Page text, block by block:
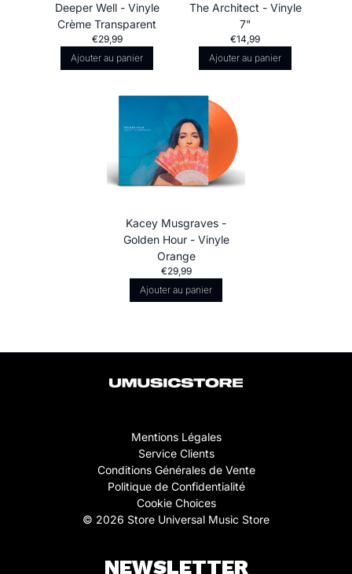
Deeper Well - Vinyle
Crème Transparent
€29,99
Ajouter au panier
The Architect - Vinyle
7"
€14,99
Ajouter au panier
Kacey Musgraves -
Golden Hour - Vinyle
Orange
€29,99
Ajouter au panier
Mentions Légales
Service Clients
Conditions Générales de Vente
Politique de Confidentialité
Cookie Choices
© 2026 Store Universal Music Store